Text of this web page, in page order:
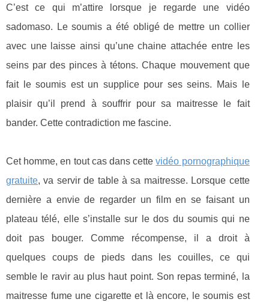
C’est ce qui m’attire lorsque je regarde une vidéo
sadomaso. Le soumis a été obligé de mettre un collier
avec une laisse ainsi qu’une chaine attachée entre les
seins par des pinces à tétons. Chaque mouvement que
fait le soumis est un supplice pour ses seins. Mais le
plaisir qu’il prend à souffrir pour sa maitresse le fait
bander. Cette contradiction me fascine.
Cet homme, en tout cas dans cettevidéo pornographique
gratuite, va servir de table à sa maitresse. Lorsque cette
dernière a envie de regarder un film en se faisant un
plateau télé, elle s’installe sur le dos du soumis qui ne
doit pas bouger. Comme récompense, il a droit à
quelques coups de pieds dans les couilles, ce qui
semble le ravir au plus haut point. Son repas terminé, la
maitresse fume une cigarette et là encore, le soumis est